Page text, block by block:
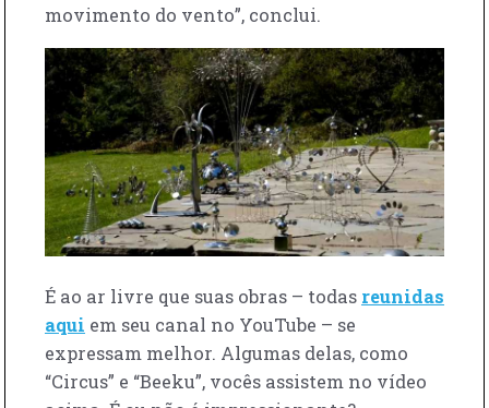
movimento do vento”, conclui.
É ao ar livre que suas obras – todas reunidas
aqui em seu canal no YouTube – se
expressam melhor. Algumas delas, como
“Circus” e “Beeku”, vocês assistem no vídeo